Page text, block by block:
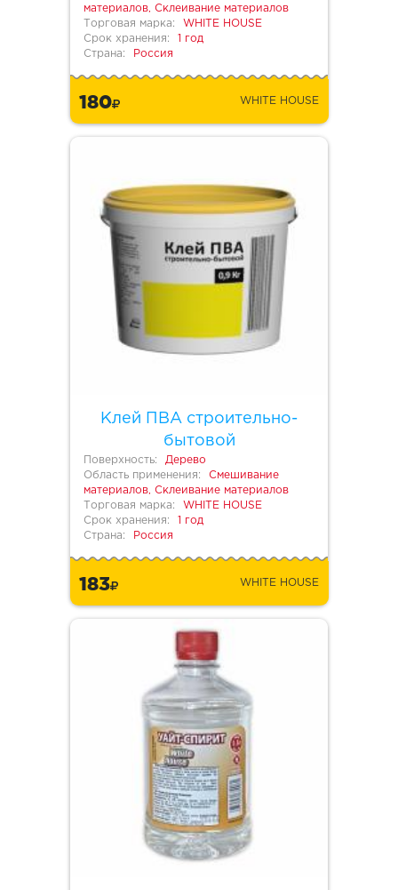
материалов, Склеивание материалов
Торговая марка:
WHITE HOUSE
Срок хранения:
1 год
Страна:
Россия
180 WHITE HOUSE
Клей ПВА строительно-
бытовой
Поверхность:
Дерево
Область применения:
Смешивание
материалов, Склеивание материалов
Торговая марка:
WHITE HOUSE
Срок хранения:
1 год
Страна:
Россия
183 WHITE HOUSE